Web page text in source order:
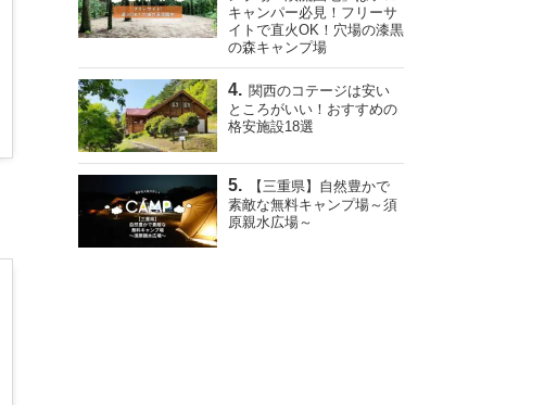
キャンパー必見！フリーサ
イトで直火OK！穴場の漆黒
の森キャンプ場
関西のコテージは安い
ところがいい！おすすめの
格安施設18選
【三重県】自然豊かで
素敵な無料キャンプ場～須
原親水広場～